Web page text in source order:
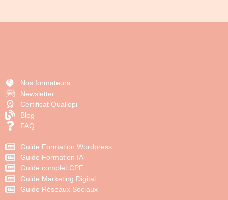
Nos formateurs
Newsletter
Certificat Qualiopi
Blog
FAQ
Guide Formation Wordpress
Guide Formation IA
Guide complet CPF
Guide Marketing Digital
Guide Réseaux Sociaux